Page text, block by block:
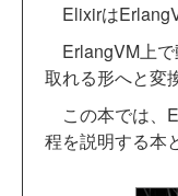
Elixirは
ErlangVM上で
取れる形へと変
この本では、
程を説明する本